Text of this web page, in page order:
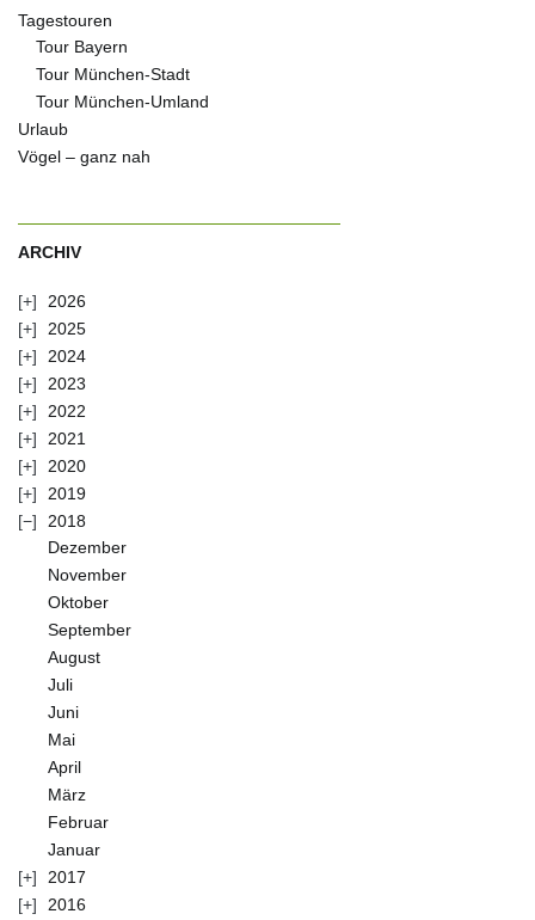
Tagestouren
Tour Bayern
Tour München-Stadt
Tour München-Umland
Urlaub
Vögel – ganz nah
ARCHIV
2026
2025
2024
2023
2022
2021
2020
2019
2018
Dezember
November
Oktober
September
August
Juli
Juni
Mai
April
März
Februar
Januar
2017
2016